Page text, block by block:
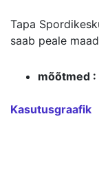
Tapa
saab peale
mõõtmed :
Kasutusgraafik